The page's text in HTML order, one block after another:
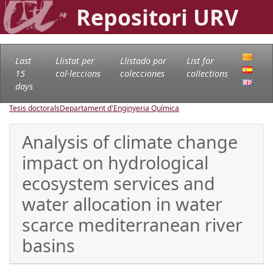
Repositori URV
Last
15
days
Llistat per
col·leccions
Llistado por
colecciones
List for
collections
Tesis doctoralsDepartament d'Enginyeria Química
Analysis of climate change
impact on hydrological
ecosystem services and
water allocation in water
scarce mediterranean river
basins